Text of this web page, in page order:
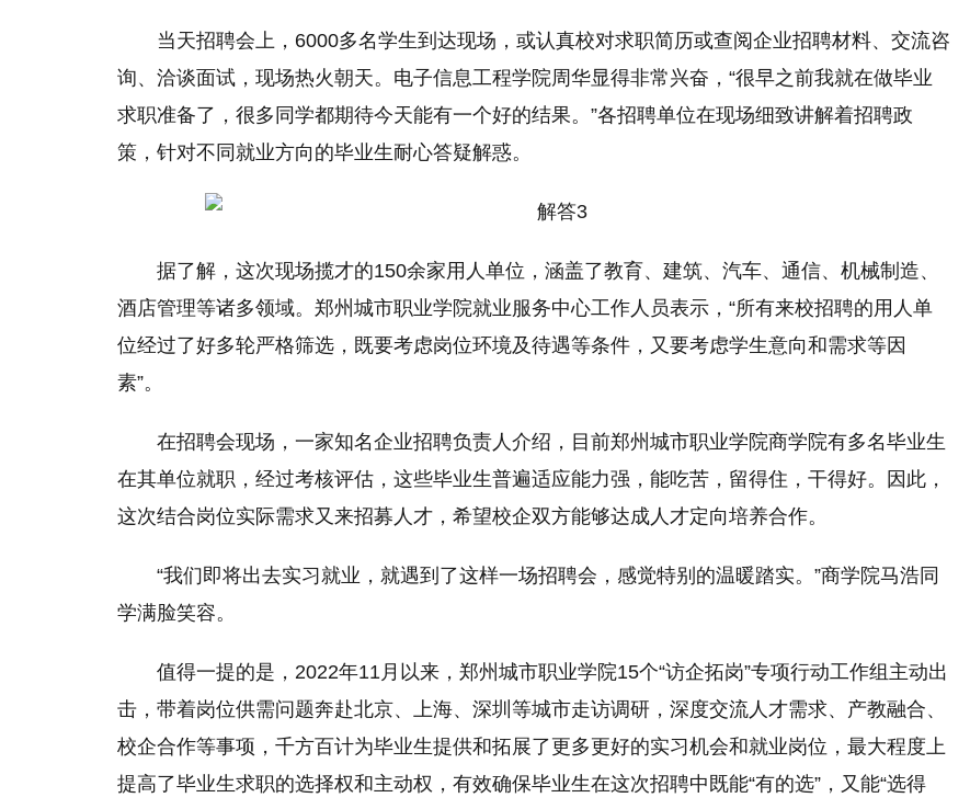
当天招聘会上，6000多名学生到达现场，或认真校对求职简历或查阅企业招聘材料、交流咨
询、洽谈面试，现场热火朝天。电子信息工程学院周华显得非常兴奋，“很早之前我就在做毕业
求职准备了，很多同学都期待今天能有一个好的结果。”各招聘单位在现场细致讲解着招聘政
策，针对不同就业方向的毕业生耐心答疑解惑。
据了解，这次现场揽才的150余家用人单位，涵盖了教育、建筑、汽车、通信、机械制造、
酒店管理等诸多领域。郑州城市职业学院就业服务中心工作人员表示，“所有来校招聘的用人单
位经过了好多轮严格筛选，既要考虑岗位环境及待遇等条件，又要考虑学生意向和需求等因
素”。
在招聘会现场，一家知名企业招聘负责人介绍，目前郑州城市职业学院商学院有多名毕业生
在其单位就职，经过考核评估，这些毕业生普遍适应能力强，能吃苦，留得住，干得好。因此，
这次结合岗位实际需求又来招募人才，希望校企双方能够达成人才定向培养合作。
“我们即将出去实习就业，就遇到了这样一场招聘会，感觉特别的温暖踏实。”商学院马浩同
学满脸笑容。
值得一提的是 ， 2022年11月以来，郑州城市职业学院15个“访企拓岗”专项行动工作组主动出
击，带着岗位供需问题奔赴北京、上海、深圳等城市走访调研，深度交流人才需求、产教融合、
校企合作等事项，千方百计为毕业生提供和拓展了更多更好的实习机会和就业岗位，最大程度上
提高了毕业生求职的选择权和主动权，有效确保毕业生在这次招聘中既能“有的选”，又能“选得